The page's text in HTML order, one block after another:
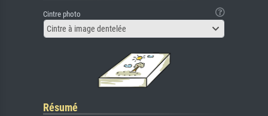
Cintre photo
Cintre à image dentelée
Résumé